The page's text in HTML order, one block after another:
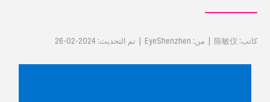
كاتب: 陈敏仪 | من: EyeShenzhen | تم التحديث: 2024-02-26